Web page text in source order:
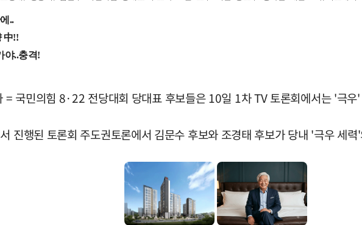
= 국민의힘 8·22 전당대회 당대표 후보들은 10일 1차 TV 토론회에서는 '극우
진행된 토론회 주도권토론에서 김문수 후보와 조경태 후보가 당내 '극우 세